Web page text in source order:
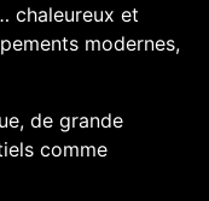
chaleureux et
modernes,
de grande
comme